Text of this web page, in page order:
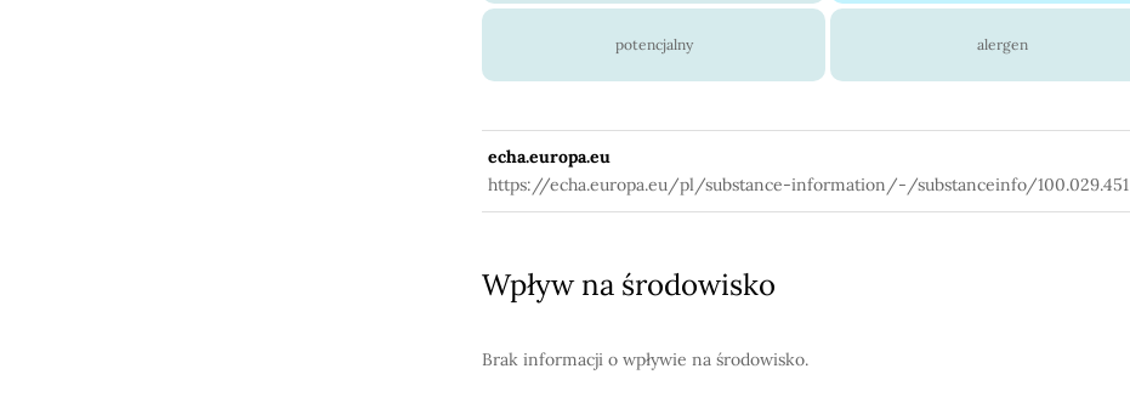
potencjalny alergen
echa.europa.eu
https://echa.europa.eu/pl/substance-information/-/substanceinfo/100.029.451
Wpływ na środowisko
Brak informacji o wpływie na środowisko.